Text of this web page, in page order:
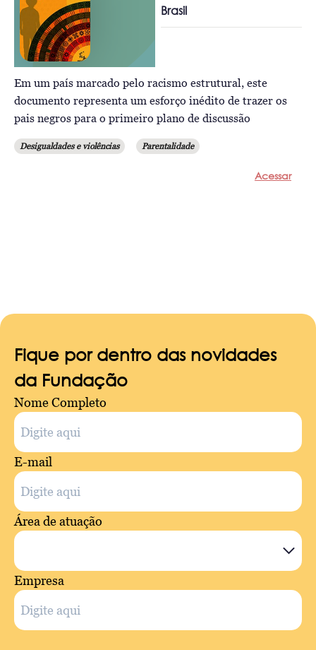
Brasil
Em um país marcado pelo racismo estrutural, este
documento representa um esforço inédito de trazer os
pais negros para o primeiro plano de discussão
Desigualdades e violências Parentalidade
Acessar
Fique por dentro das novidades
da Fundação
Nome Completo
E-mail
Área de atuação
Empresa